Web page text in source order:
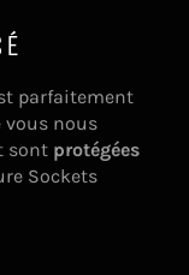
parfaitement
vous nous
sont protégées
Sockets